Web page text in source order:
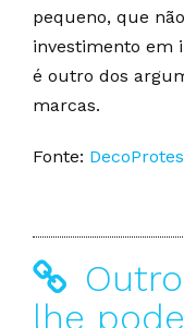
pequeno, que
investimento em
é outro dos
marcas.
Fonte:
lhe